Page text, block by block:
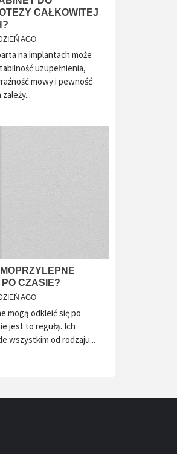
CAŁKOWITEJ
AGO
na implantach może
uzupełnienia,
mowy i pewność
CZASIE?
AGO
mogą odkleić się po
jest to regułą. Ich
wszystkim od rodzaju...